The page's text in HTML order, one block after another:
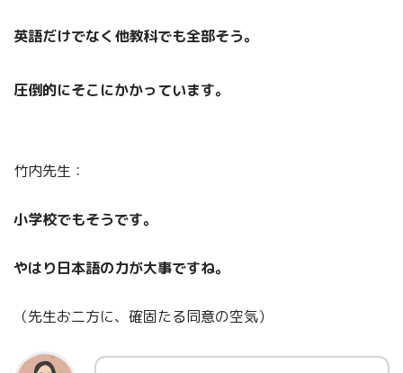
英語だけでなく他教科でも全部そう。
圧倒的にそこにかかっています。
竹内先生：
小学校でもそうです。
やはり日本語の力が大事ですね。
（先生お二方に、確固たる同意の空気）